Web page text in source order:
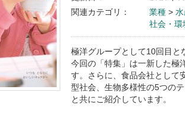
関連カテゴリ：
業種>
社会・環
極洋グループとして10回目と
今回の「特集」は一新した極
す。さらに、食品会社として
型社会、生物多様性の5つの
と共にご紹介しています。